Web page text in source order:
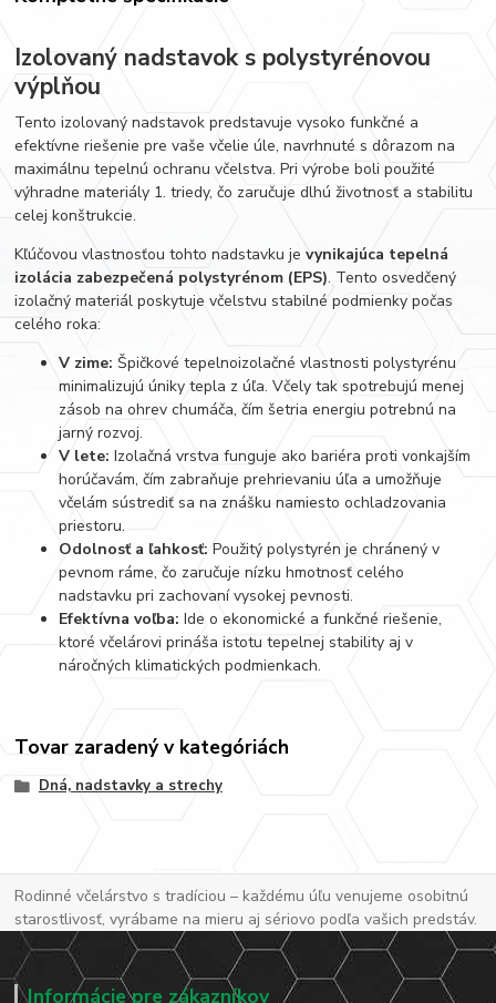
Izolovaný nadstavok s polystyrénovou
výplňou
Tento izolovaný nadstavok predstavuje vysoko funkčné a
efektívne riešenie pre vaše včelie úle, navrhnuté s dôrazom na
maximálnu tepelnú ochranu včelstva. Pri výrobe boli použité
výhradne materiály 1. triedy, čo zaručuje dlhú životnosť a stabilitu
celej konštrukcie.
Kľúčovou vlastnosťou tohto nadstavku jevynikajúca tepelná
izolácia zabezpečená polystyrénom (EPS). Tento osvedčený
izolačný materiál poskytuje včelstvu stabilné podmienky počas
celého roka:
V zime: Špičkové tepelnoizolačné vlastnosti polystyrénu
minimalizujú úniky tepla z úľa. Včely tak spotrebujú menej
zásob na ohrev chumáča, čím šetria energiu potrebnú na
jarný rozvoj.
V lete: Izolačná vrstva funguje ako bariéra proti vonkajším
horúčavám, čím zabraňuje prehrievaniu úľa a umožňuje
včelám sústrediť sa na znášku namiesto ochladzovania
priestoru.
Odolnosť a ľahkosť: Použitý polystyrén je chránený v
pevnom ráme, čo zaručuje nízku hmotnosť celého
nadstavku pri zachovaní vysokej pevnosti.
Efektívna voľba: Ide o ekonomické a funkčné riešenie,
ktoré včelárovi prináša istotu tepelnej stability aj v
náročných klimatických podmienkach.
Tovar zaradený v kategóriách
Dná, nadstavky a strechy
Rodinné včelárstvo s tradíciou – každému úľu venujeme osobitnú
starostlivosť, vyrábame na mieru aj sériovo podľa vašich predstáv.
Informácie pre zákazníkov